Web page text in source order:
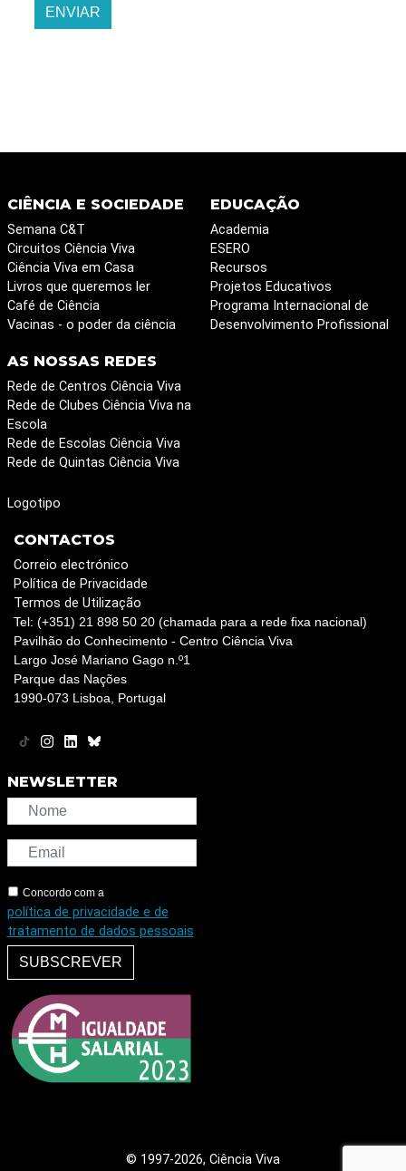
ENVIAR
CIÊNCIA E SOCIEDADE
Semana C&T
Circuitos Ciência Viva
Ciência Viva em Casa
Livros que queremos ler
Café de Ciência
Vacinas - o poder da ciência
EDUCAÇÃO
Academia
ESERO
Recursos
Projetos Educativos
Programa Internacional de
Desenvolvimento Profissional
AS NOSSAS REDES
Rede de Centros Ciência Viva
Rede de Clubes Ciência Viva na
Escola
Rede de Escolas Ciência Viva
Rede de Quintas Ciência Viva
Logotipo
CONTACTOS
Correio electrónico
Política de Privacidade
Termos de Utilização
Tel: (+351) 21 898 50 20 (chamada para a rede fixa nacional)
Pavilhão do Conhecimento - Centro Ciência Viva
Largo José Mariano Gago n.º1
Parque das Nações
1990-073 Lisboa, Portugal
NEWSLETTER
Concordo com a
política de privacidade e de
tratamento de dados pessoais
SUBSCREVER
© 1997-2026, Ciência Viva